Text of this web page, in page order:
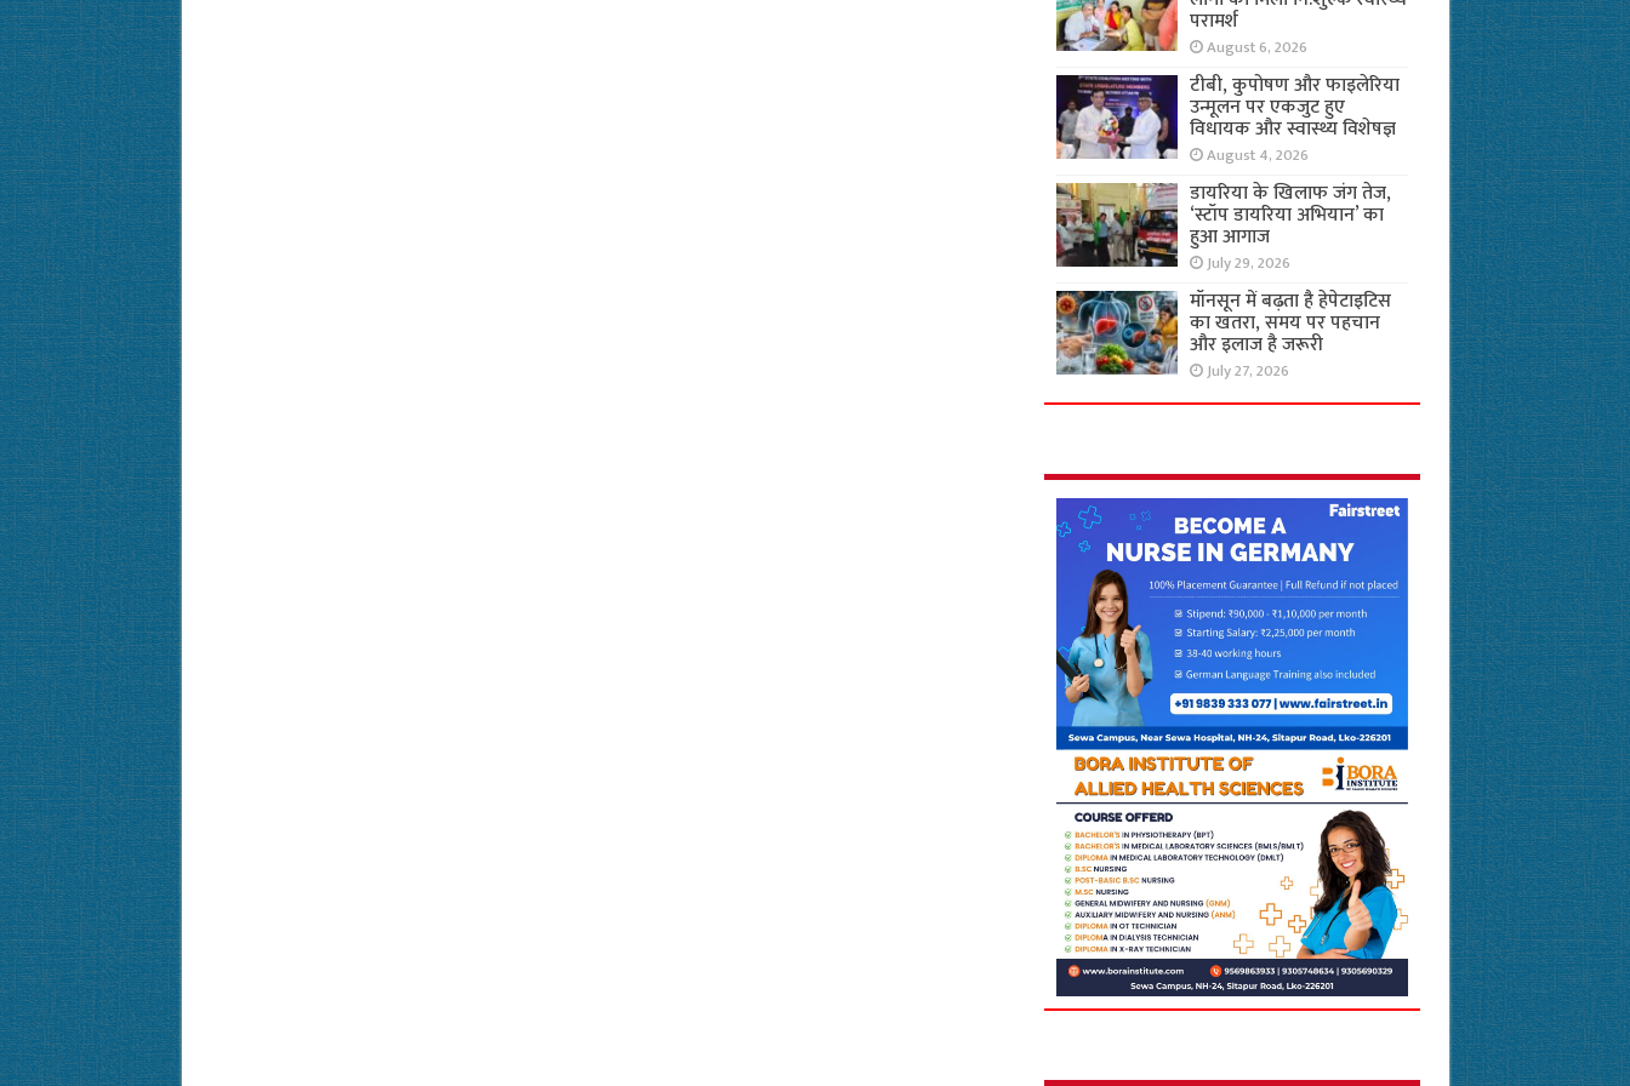
परामर्श
August 6, 2026
टीबी, कुपोषण और फाइलेरिया
उन्मूलन पर एकजुट हुए
विधायक और स्वास्थ्य विशेषज्ञ
August 4, 2026
डायरिया के खिलाफ जंग तेज,
‘स्टॉप डायरिया अभियान’ का
हुआ आगाज
July 29, 2026
मॉनसून में बढ़ता है हेपेटाइटिस
का खतरा, समय पर पहचान
और इलाज है जरूरी
July 27, 2026